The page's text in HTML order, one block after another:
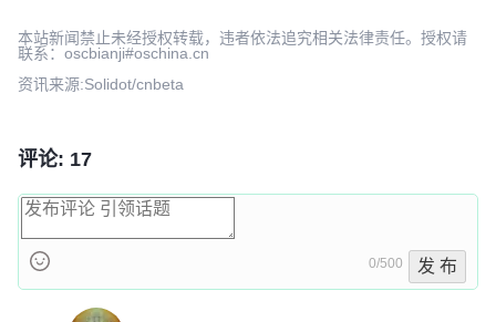
本站新闻禁止未经授权转载，违者依法追究相关法律责任。授权请
联系：oscbianji#oschina.cn
资讯来源:Solidot/cnbeta
评论: 17
0/500 发 布